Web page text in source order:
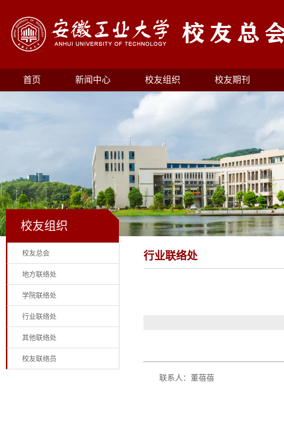
首页 新闻中心 校友组织 校友期刊
校友组织
校友总会
地方联络处
学院联络处
行业联络处
其他联络处
校友联络员
行业联络处
联系人：董蓓蓓